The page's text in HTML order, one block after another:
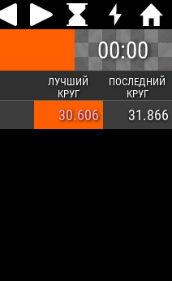
00:00
ЛУЧШИЙ
КРУГ
ПОСЛЕДНИЙ
КРУГ
30.606 31.866